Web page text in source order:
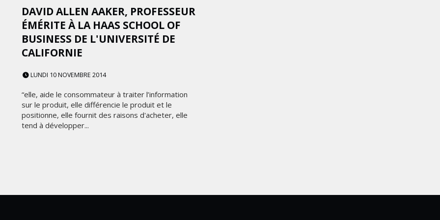
DAVID ALLEN AAKER, PROFESSEUR
ÉMÉRITE À LA HAAS SCHOOL OF
BUSINESS DE L'UNIVERSITÉ DE
CALIFORNIE
LUNDI 10 NOVEMBRE 2014
“elle, aide le consommateur à traiter l’information
sur le produit, elle différencie le produit et le
positionne, elle fournit des raisons d'acheter, elle
tend à développer...